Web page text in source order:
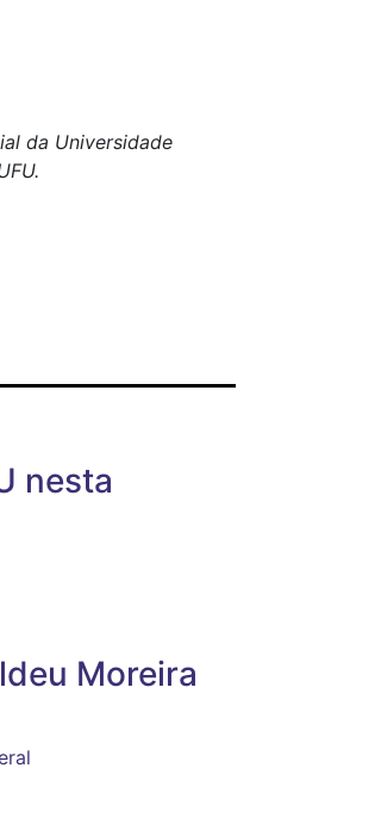
da Universidade
nesta
Moreira